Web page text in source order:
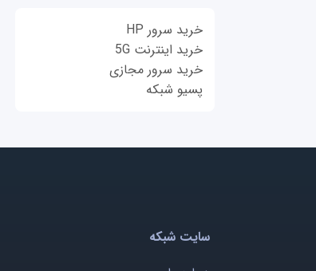
خرید سرور HP
خرید اینترنت 5G
خرید سرور مجازی
پسیو شبکه
سایت شبکه